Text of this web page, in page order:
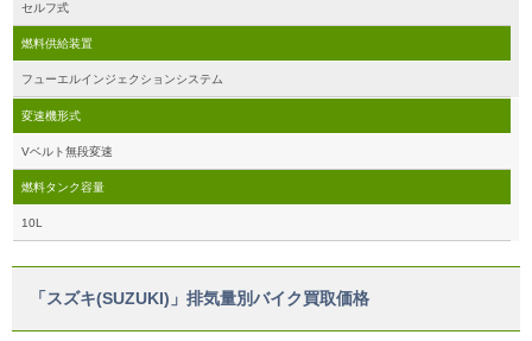
セルフ式
燃料供給装置
フューエルインジェクションシステム
変速機形式
Vベルト無段変速
燃料タンク容量
10L
「スズキ(SUZUKI)」排気量別バイク買取価格